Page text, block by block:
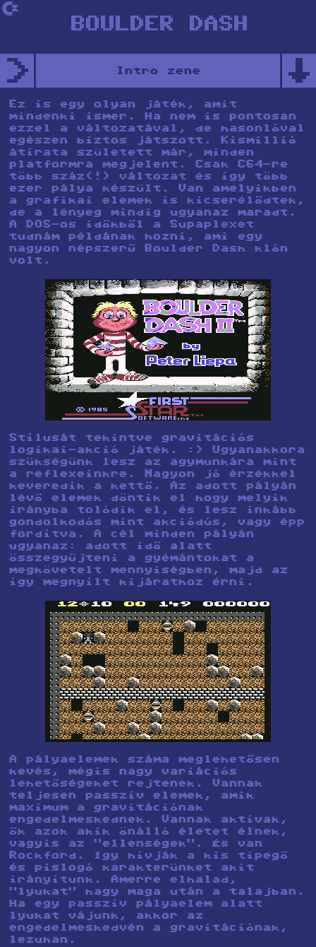
`
BOULDER DASH
> ↑
Intro zene
Ez is egy olyan játék, amit
mindenki ismer. Ha nem is pontosan
ezzel a változatával, de hasonlóval
egészen biztos játszott. Kismillió
átirata született már, minden
platformra megjelent. Csak C64-re
több száz(!) változat és így több
ezer pálya készült. Van amelyikben
a grafikai elemek is kicserélődtek,
de a lényeg mindig ugyanaz maradt.
A DOS-os időkből a Supaplexet
tudnám példának hozni, ami egy
nagyon népszerű Boulder Dash klón
volt.
Stílusát tekintve gravitációs
logikai-akció játék. :) Ugyanakkora
szükségünk lesz az agymunkára mint
a reflexeinkre. Nagyon jó érzékkel
keveredik a kettő. Az adott pályán
lévő elemek döntik el hogy melyik
irányba tolódik el, és lesz inkább
gondolkodós mint akciódús, vagy épp
fordítva. A cél minden pályán
ugyanaz: adott idő alatt
összegyűjteni a gyémántokat a
megkövetelt mennyiségben, majd az
így megnyílt kijárathoz érni.
A pályaelemek száma meglehetősen
kevés, mégis nagy variációs
lehetőségeket rejtenek. Vannak
teljesen passzív elemek, amik
maximum a gravitációnak
engedelmeskednek. Vannak aktívak,
ők azok akik önálló életet élnek,
vagyis az "ellenségek". És van
Rockford. Így hívják a kis tipegő
és pislogó karakterünket akit
irányítunk. Amerre elhalad,
"lyukat" hagy maga után a talajban.
Ha egy passzív pályaelem alatt
lyukat vájunk, akkor az
engedelmeskedvén a gravitációnak,
lezuhan.